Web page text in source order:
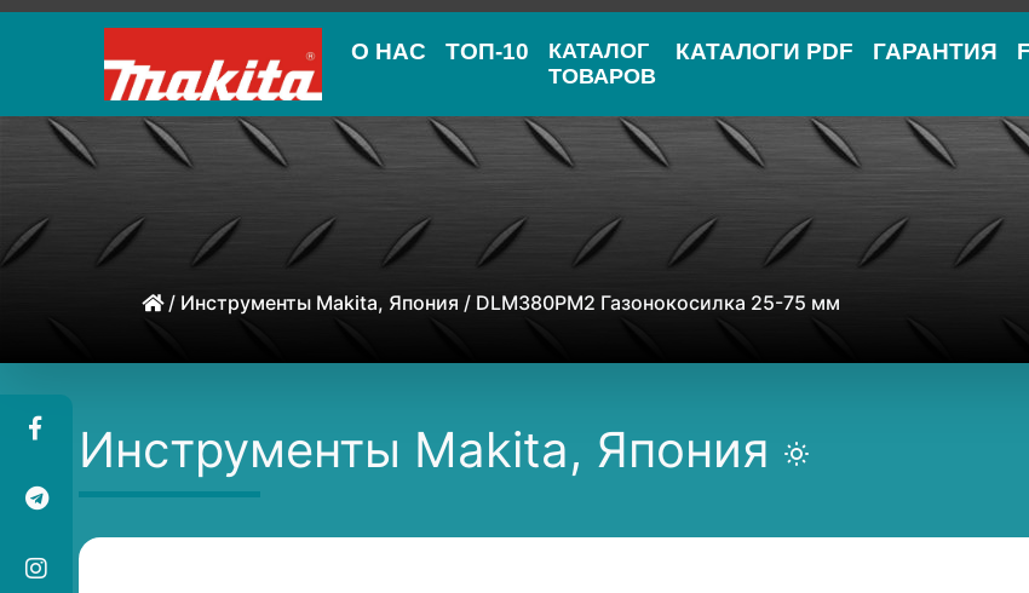
О НАС ТОП-10
КАТАЛОГ
ТОВАРОВ
КАТАЛОГИ PDF ГАРАНТИЯ
/ Инструменты Makita, Япония / DLM380PM2 Газонокосилка 25-75 мм
Инструменты Makita, Япония